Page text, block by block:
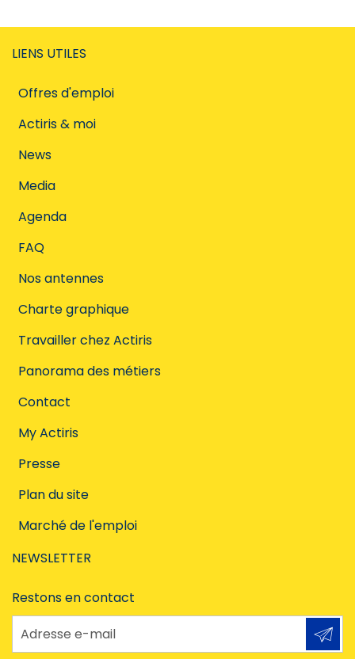
LIENS UTILES
Offres d'emploi
Actiris & moi
News
Media
Agenda
FAQ
Nos antennes
Charte graphique
Travailler chez Actiris
Panorama des métiers
Contact
My Actiris
Presse
Plan du site
Marché de l'emploi
NEWSLETTER
Restons en contact
Adresse e-mail